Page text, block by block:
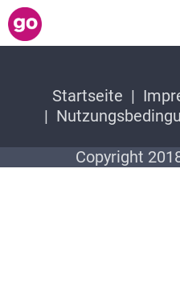
Startseite
Copyright